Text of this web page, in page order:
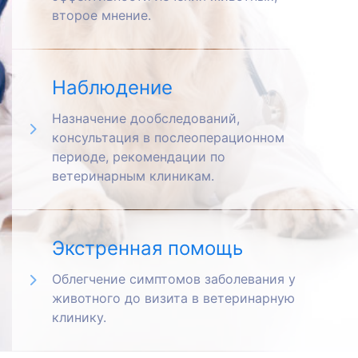
Добрый вечер. Котик не кушает
кормить из шприца. Воду пьет
самостоятельно, вялый. В чем может
быть проблема ? Нам сказали сдать
аналмзв рак и биохимию, потом узи.
Насколько это корректное назначение
? Котику 10й год
2026-07-23 21:21:26
@ilona4everrr: Взяли котёнка от
второе мнение.
Наблюдение
Назначение дообследований,
консультация в послеоперационном
периоде, рекомендации по
ветеринарным клиникам.
Экстренная помощь
Облегчение симптомов заболевания у
животного до визита в ветеринарную
клинику.